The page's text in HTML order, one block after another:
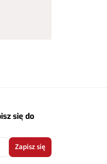
się do
Zapisz się